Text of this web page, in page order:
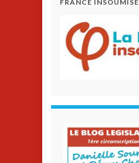
FRANCE INSOUMISE